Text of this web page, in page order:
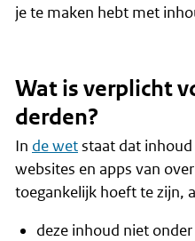
je te maken hebt met
Wat is verplicht
derden?
In de wetstaat dat
websites en apps van
toegankelijk hoeft te zijn,
deze inhoud niet